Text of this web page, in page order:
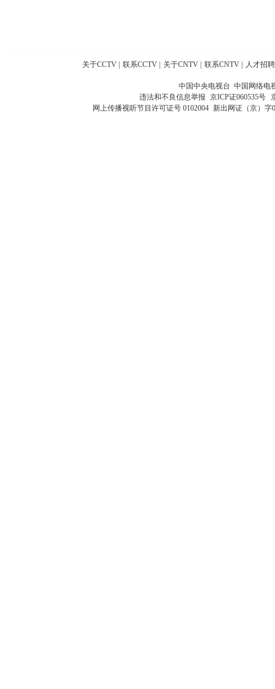
关于CCTV 联系CCTV 关于CNTV 联系CNTV 人才招聘
中国中央电视台 中国网络电
违法和不良信息举报 京ICP证060535号
网上传播视听节目许可证号 0102004 新出网证（京）